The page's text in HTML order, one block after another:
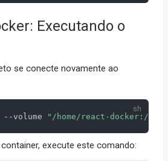
Executando o
se conecte novamente ao
volume "/home/react-docker:/
execute este comando: